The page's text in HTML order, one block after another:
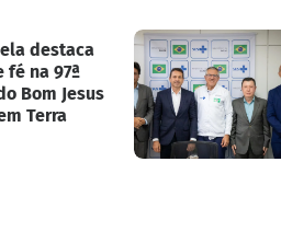
destaca
fé na 97ª
Bom Jesus
Terra